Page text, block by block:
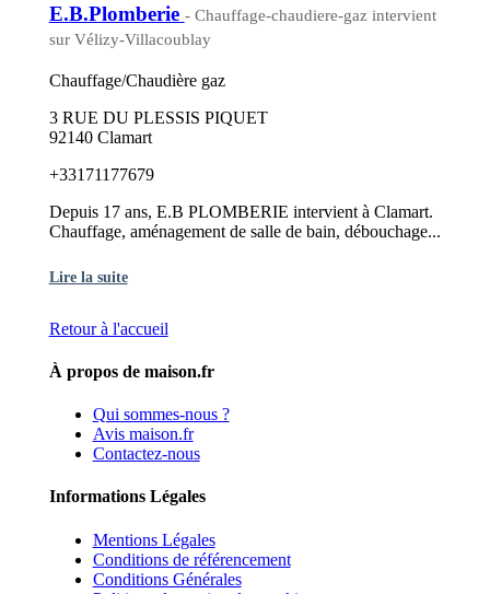
E.B.Plomberie - Chauffage-chaudiere-gaz intervient
sur Vélizy-Villacoublay
Chauffage/Chaudière gaz
3 RUE DU PLESSIS PIQUET
92140 Clamart
+33171177679
Depuis 17 ans, E.B PLOMBERIE intervient à Clamart.
Chauffage, aménagement de salle de bain, débouchage...
Lire la suite
Retour à l'accueil
À propos de maison.fr
Qui sommes-nous ?
Avis maison.fr
Contactez-nous
Informations Légales
Mentions Légales
Conditions de référencement
Conditions Générales